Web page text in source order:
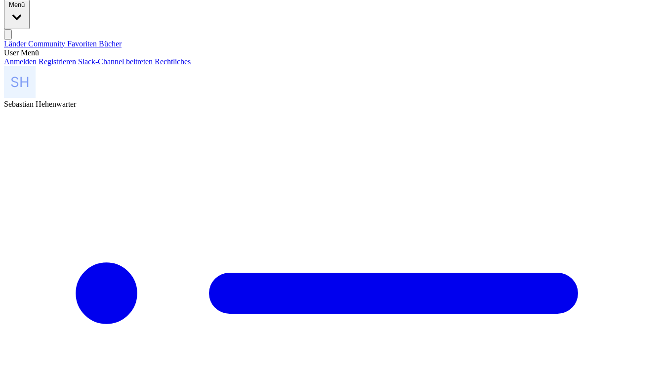
Menü
LänderCommunity Favoriten Bücher
User Menü
Anmelden Registrieren Slack-Channel beitreten Rechtliches
Sebastian Hehenwarter